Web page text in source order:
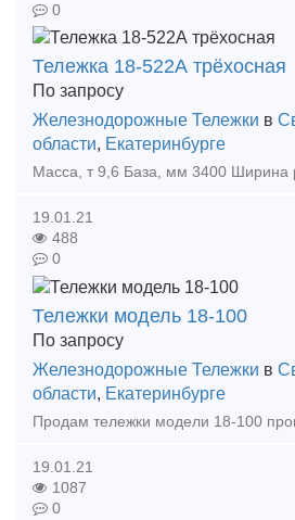
0
Тележка 18-522А трёхосная
По запросу
Железнодорожные Тележки в
области, Екатеринбурге
19.01.21
488
0
Тележки модель 18-100
По запросу
Железнодорожные Тележки в
области, Екатеринбурге
19.01.21
1087
0